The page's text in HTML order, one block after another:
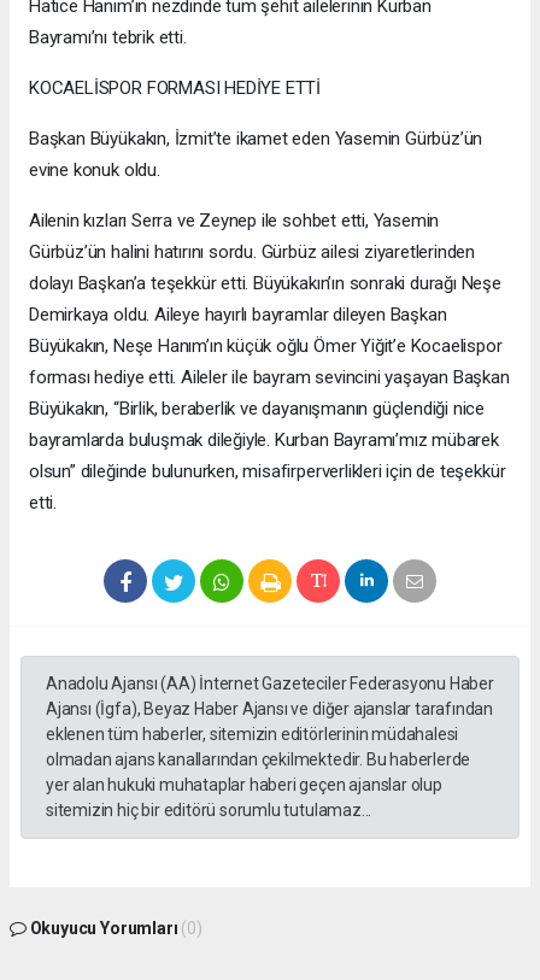
Hatice Hanım’ın nezdinde tüm şehit ailelerinin Kurban
Bayramı’nı tebrik etti.
KOCAELİSPOR FORMASI HEDİYE ETTİ
Başkan Büyükakın, İzmit’te ikamet eden Yasemin Gürbüz’ün
evine konuk oldu.
Ailenin kızları Serra ve Zeynep ile sohbet etti, Yasemin
Gürbüz’ün halini hatırını sordu. Gürbüz ailesi ziyaretlerinden
dolayı Başkan’a teşekkür etti. Büyükakın’ın sonraki durağı Neşe
Demirkaya oldu. Aileye hayırlı bayramlar dileyen Başkan
Büyükakın, Neşe Hanım’ın küçük oğlu Ömer Yiğit’e Kocaelispor
forması hediye etti. Aileler ile bayram sevincini yaşayan Başkan
Büyükakın, “Birlik, beraberlik ve dayanışmanın güçlendiği nice
bayramlarda buluşmak dileğiyle. Kurban Bayramı’mız mübarek
olsun” dileğinde bulunurken, misafirperverlikleri için de teşekkür
etti.
Anadolu Ajansı (AA) İnternet Gazeteciler Federasyonu Haber
Ajansı (İgfa), Beyaz Haber Ajansı ve diğer ajanslar tarafından
eklenen tüm haberler, sitemizin editörlerinin müdahalesi
olmadan ajans kanallarından çekilmektedir. Bu haberlerde
yer alan hukuki muhataplar haberi geçen ajanslar olup
sitemizin hiç bir editörü sorumlu tutulamaz...
Okuyucu Yorumları (0)